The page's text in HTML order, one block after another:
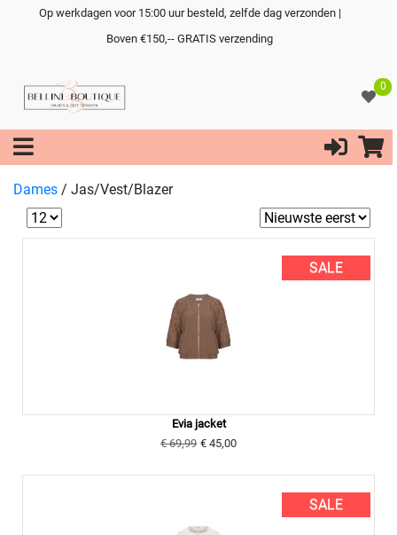
Op werkdagen voor 15:00 uur besteld, zelfde dag verzonden |
Boven €150,-- GRATIS verzending
0
Dames / Jas/Vest/Blazer
SALE
Evia jacket
€ 69,99 € 45,00
SALE